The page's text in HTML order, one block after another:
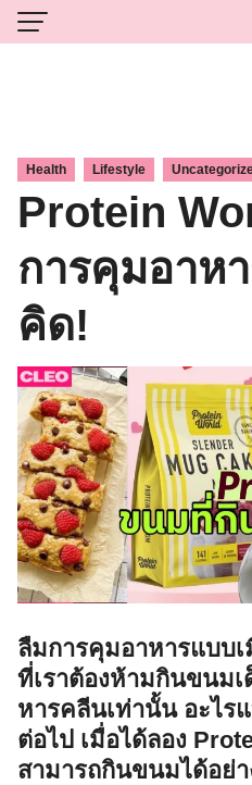
Skip
to
Health Lifestyle
Protein
การคุมอาห
คิด!
ลืมการคุมอาหารแบบ
ที่เราต้องห้ามกินขนม
หารคลีนเท่านั้น อะไร
ต่อไป เมื่อได้ลอง
สามารถกินขนมได้อย่